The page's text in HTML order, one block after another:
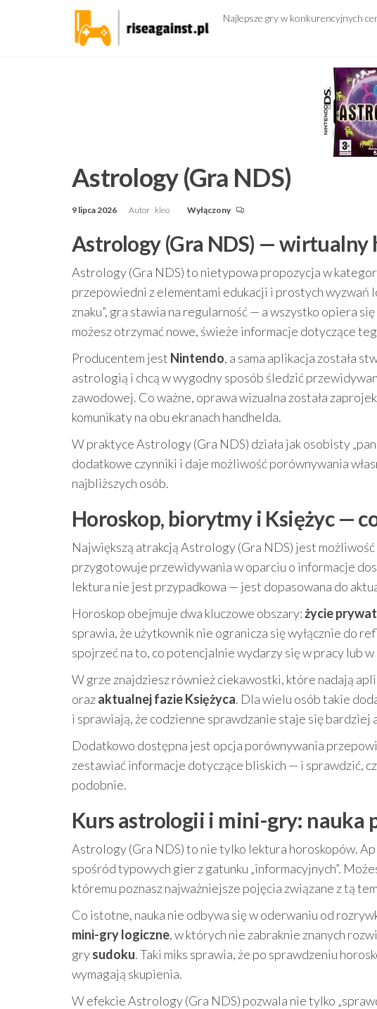
Najlepsze gry w konkurencyjnych
Astrology (Gra NDS)
9 lipca 2026 Autor kleo Wyłączony
Astrology (Gra NDS) — wirtualny
Astrology (Gra NDS) to nietypowa propozycja w
przepowiedni z elementami edukacji i prostych wyzwań
znaku”, gra stawia na regularność — a wszystko opiera
możesz otrzymać nowe, świeże informacje dotyczące
Producentem jest Nintendo, a sama aplikacja została
astrologią i chcą w wygodny sposób śledzić
zawodowej. Co ważne, oprawa wizualna została
komunikaty na obu ekranach handhelda.
W praktyce Astrology (Gra NDS) działa jak osobisty
dodatkowe czynniki i daje możliwość porównywania
najbliższych osób.
Horoskop, biorytmy i Księżyc —
Największą atrakcją Astrology (Gra NDS) jest
przygotowuje przewidywania w oparciu o informacje
lektura nie jest przypadkowa — jest dopasowana do
Horoskop obejmuje dwa kluczowe obszary:życie
sprawia, że użytkownik nie ogranicza się wyłącznie do
spojrzeć na to, co potencjalnie wydarzy się w pracy lub
W grze znajdziesz również ciekawostki, które nadają
orazaktualnej fazie Księżyca. Dla wielu osób takie
i sprawiają, że codzienne sprawdzanie staje się bardziej
Dodatkowo dostępna jest opcja porównywania
zestawiać informacje dotyczące bliskich — i sprawdzić,
podobnie.
Kurs astrologii i mini-gry: nauka
Astrology (Gra NDS) to nie tylko lektura horoskopów.
spośród typowych gier z gatunku „informacyjnych”.
któremu poznasz najważniejsze pojęcia związane z tą
Co istotne, nauka nie odbywa się w oderwaniu od
mini-gry logiczne, w których nie zabraknie znanych
grysudoku. Taki miks sprawia, że po sprawdzeniu
wymagają skupienia.
W efekcie Astrology (Gra NDS) pozwala nie tylko